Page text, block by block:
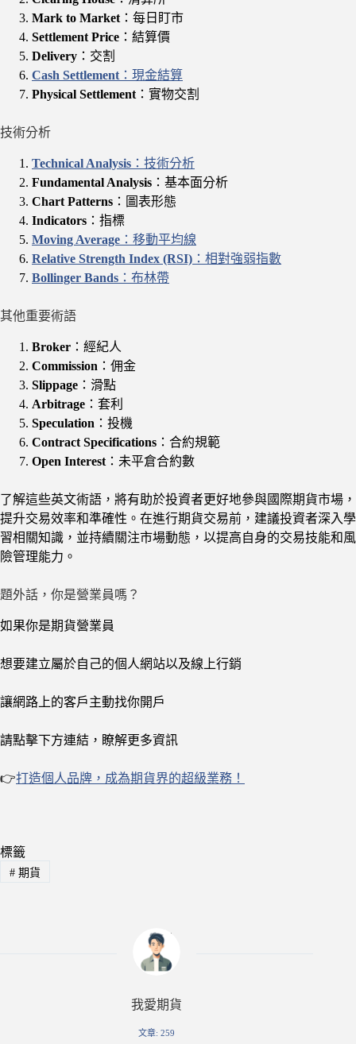
Mark to Market ：每日盯市
Settlement Price ：結算價
Delivery ：交割
Cash Settlement ：現金結算
Physical Settlement ：實物交割
技術分析
Technical Analysis ：技術分析
Fundamental Analysis ：基本面分析
Chart Patterns ：圖表形態
Indicators ：指標
Moving Average ：移動平均線
Relative Strength Index (RSI) ：相對強弱指數
Bollinger Bands ：布林帶
其他重要術語
Broker ：經紀人
Commission ：佣金
Slippage ：滑點
Arbitrage ：套利
Speculation ：投機
Contract Specifications ：合約規範
Open Interest ：未平倉合約數
了解這些英文術語，將有助於投資者更好地參與國際期貨市場，
提升交易效率和準確性。在進行期貨交易前，建議投資者深入學
習相關知識，並持續關注市場動態，以提高自身的交易技能和風
險管理能力。
題外話，你是營業員嗎？
如果你是期貨營業員
想要建立屬於自己的個人網站以及線上行銷
讓網路上的客戶主動找你開戶
請點擊下方連結，瞭解更多資訊
👉打造個人品牌，成為期貨界的超級業務！
標籤
#期貨
我愛期貨
文章: 259